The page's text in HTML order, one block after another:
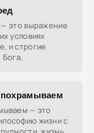
— это выражение
условиях
и строгие
Бога.
— это
жизни с